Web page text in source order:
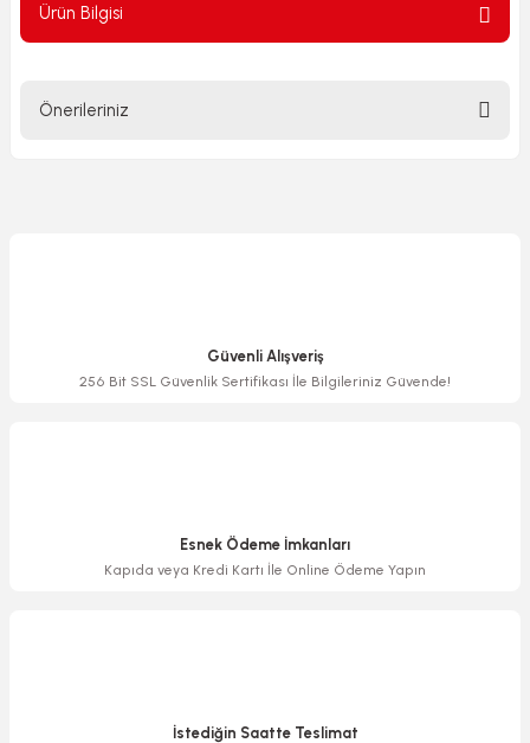
Ürün Bilgisi
Önerileriniz
Ürün bilgilerinde hatalar bulunuyor.
Güvenli Alışveriş
256 Bit SSL Güvenlik Sertifikası İle Bilgileriniz Güvende!
Esnek Ödeme İmkanları
Kapıda veya Kredi Kartı İle Online Ödeme Yapın
İstediğin Saatte Teslimat